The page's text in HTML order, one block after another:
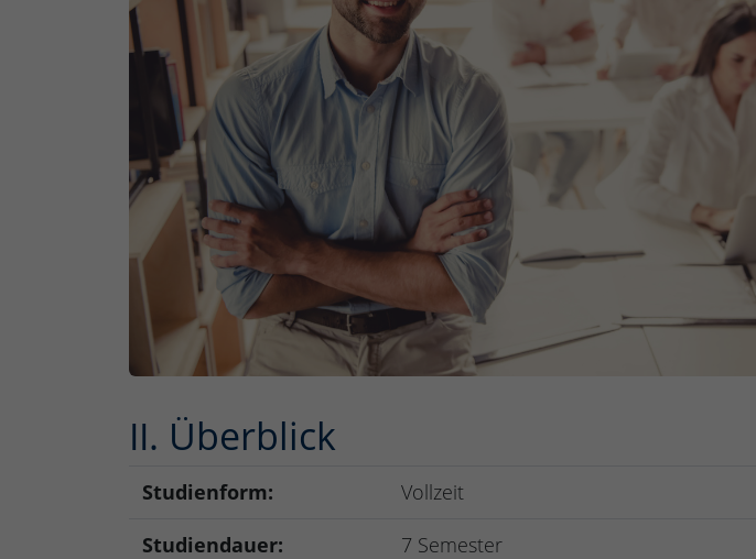
II. Überblick
Studienform:
Vollzeit
Studiendauer:
7 Semester